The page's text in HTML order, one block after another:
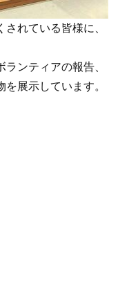
れている皆様に、
ンティアの報告、
展示しています。